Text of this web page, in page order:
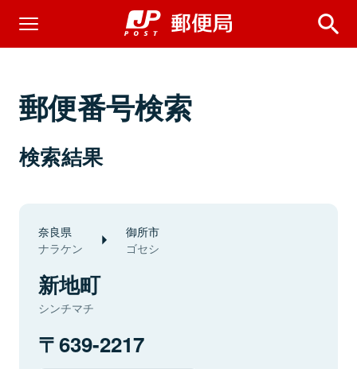
郵便番号検索
検索結果
奈良県
ナラケン
御所市
ゴセシ
新地町
シンチマチ
639-2217